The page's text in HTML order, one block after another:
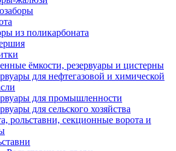
из поликарбоната
ёмкости, резервуары и цистерны
для нефтегазовой и химической
для промышленности
для сельского хозяйства
рольставни, секционные ворота и